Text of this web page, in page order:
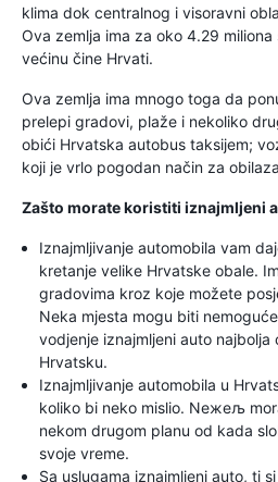
klima dok centralnog i visoravni
Ova zemlja ima za oko 4.29
većinu čine Hrvati.
Ova zemlja ima mnogo toga da
prelepi gradovi, plaže i nekoliko
obići Hrvatska autobus taksijem;
koji je vrlo pogodan način za
Zašto morate koristiti iznajmljeni
Iznajmljivanje automobila vam
kretanje velike Hrvatske obale.
gradovima kroz koje možete
Neka mjesta mogu biti
vodjenje iznajmljeni auto
Hrvatsku.
Iznajmljivanje automobila u
koliko bi neko mislio. Neжeљ
nekom drugom planu od kada
svoje vreme.
Sa uslugama iznajmljeni auto, ti